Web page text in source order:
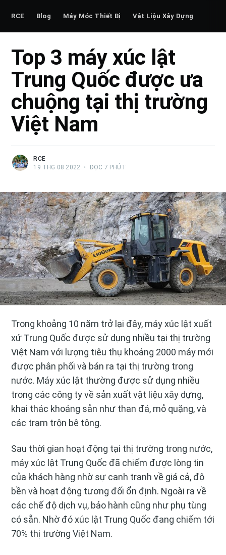
RCE Blog Máy Móc Thiết Bị Vật Liệu Xây Dựng
Top 3 máy xúc lật
Trung Quốc được ưa
chuộng tại thị trường
Việt Nam
RCE
19 THG 08 2022 • ĐỌC 7 PHÚT
Trong khoảng 10 năm trở lại đây, máy xúc lật xuất
xứ Trung Quốc được sử dụng nhiều tại thị trường
Việt Nam với lượng tiêu thụ khoảng 2000 máy mới
được phân phối và bán ra tại thị trường trong
nước. Máy xúc lật thường được sử dụng nhiều
trong các công ty về sản xuất vật liệu xây dựng,
khai thác khoáng sản như than đá, mỏ quặng, và
các trạm trộn bê tông.
Sau thời gian hoạt động tại thị trường trong nước,
máy xúc lật Trung Quốc đã chiếm được lòng tin
của khách hàng nhờ sự canh tranh về giá cả, độ
bền và hoạt động tương đối ổn định. Ngoài ra về
các chế độ dịch vụ, bảo hành cũng như phụ tùng
có sẵn. Nhờ đó xúc lật Trung Quốc đang chiếm tới
70% thị trường Việt Nam.